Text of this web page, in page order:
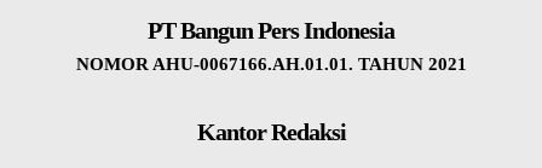
PT Bangun Pers Indonesia
NOMOR AHU-0067166.AH.01.01. TAHUN 2021
Kantor Redaksi